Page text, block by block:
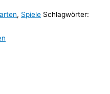
, Spiele Schlagwörter: